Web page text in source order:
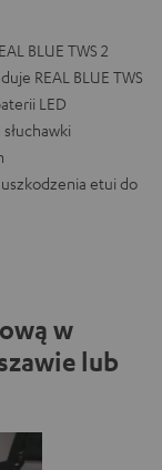
BLUE TWS 2
REAL BLUE TWS
LED
etui do
w
lub